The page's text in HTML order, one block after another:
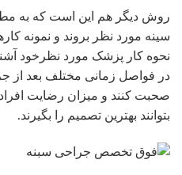
روش دیگر هم این است که به
سینه مورد نظر بروند و نمونه
نحوه کار پزشک مورد نظرخود
در فواصل زمانی مختلف بعد از
صحبت کنند و میزان رضایت افراد
بتوانند بهترین تصمیم را بگیرند.